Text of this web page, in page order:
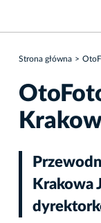
Strona główna
Krakowa